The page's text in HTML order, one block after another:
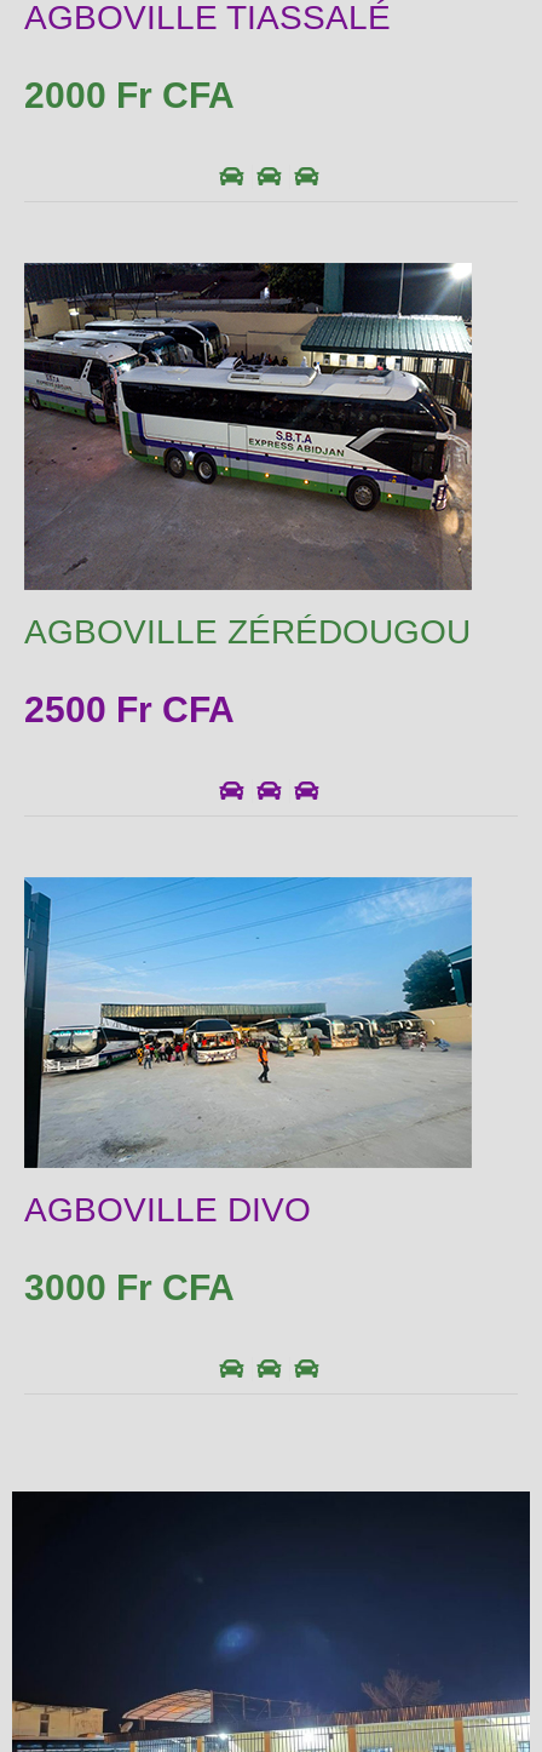
AGBOVILLE TIASSALÉ
2000 Fr CFA
AGBOVILLE ZÉRÉDOUGOU
2500 Fr CFA
AGBOVILLE DIVO
3000 Fr CFA